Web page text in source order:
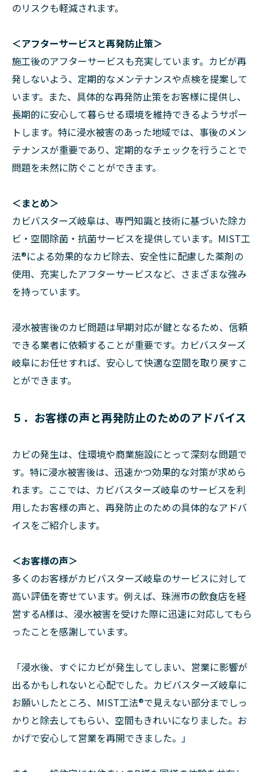
のリスクも軽減されます。
＜アフターサービスと再発防止策＞
施工後のアフターサービスも充実しています。カビが再
発しないよう、定期的なメンテナンスや点検を提案して
います。また、具体的な再発防止策をお客様に提供し、
長期的に安心して暮らせる環境を維持できるようサポー
トします。特に浸水被害のあった地域では、事後のメン
テナンスが重要であり、定期的なチェックを行うことで
問題を未然に防ぐことができます。
＜まとめ＞
カビバスターズ岐阜は、専門知識と技術に基づいた除カ
ビ・空間除菌・抗菌サービスを提供しています。MIST工
法®による効果的なカビ除去、安全性に配慮した薬剤の
使用、充実したアフターサービスなど、さまざまな強み
を持っています。
浸水被害後のカビ問題は早期対応が鍵となるため、信頼
できる業者に依頼することが重要です。カビバスターズ
岐阜にお任せすれば、安心して快適な空間を取り戻すこ
とができます。
５．お客様の声と再発防止のためのアドバイス
カビの発生は、住環境や商業施設にとって深刻な問題で
す。特に浸水被害後は、迅速かつ効果的な対策が求めら
れます。ここでは、カビバスターズ岐阜のサービスを利
用したお客様の声と、再発防止のための具体的なアドバ
イスをご紹介します。
＜お客様の声＞
多くのお客様がカビバスターズ岐阜のサービスに対して
高い評価を寄せています。例えば、珠洲市の飲食店を経
営するA様は、浸水被害を受けた際に迅速に対応してもら
ったことを感謝しています。
「浸水後、すぐにカビが発生してしまい、営業に影響が
出るかもしれないと心配でした。カビバスターズ岐阜に
お願いしたところ、MIST工法®で見えない部分までしっ
かりと除去してもらい、空間もきれいになりました。お
かげで安心して営業を再開できました。」